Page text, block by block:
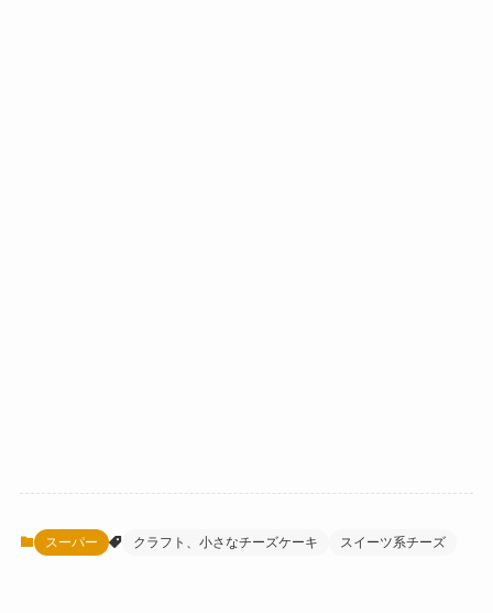
スーパー クラフト、小さなチーズケーキ スイーツ系チーズ